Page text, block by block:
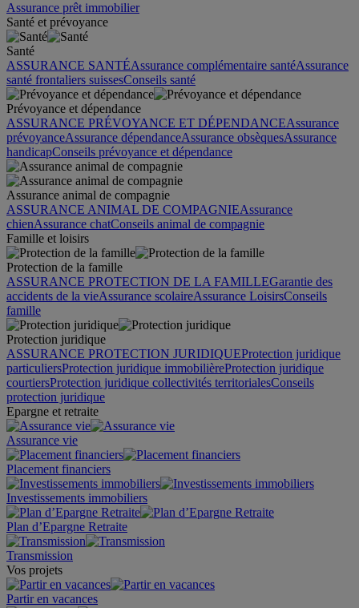
Assurance prêt immobilier
Santé et prévoyance
Santé
ASSURANCE SANTÉAssurance complémentaire santéAssurance
santé frontaliers suissesConseils santé
Prévoyance et dépendance
ASSURANCE PRÉVOYANCE ET DÉPENDANCEAssurance
prévoyanceAssurance dépendanceAssurance obsèquesAssurance
handicapConseils prévoyance et dépendance
Assurance animal de compagnie
ASSURANCE ANIMAL DE COMPAGNIEAssurance
chienAssurance chatConseils animal de compagnie
Famille et loisirs
Protection de la famille
ASSURANCE PROTECTION DE LA FAMILLEGarantie des
accidents de la vieAssurance scolaireAssurance LoisirsConseils
famille
Protection juridique
ASSURANCE PROTECTION JURIDIQUEProtection juridique
particuliersProtection juridique immobilièreProtection juridique
courtiersProtection juridique collectivités territorialesConseils
protection juridique
Epargne et retraite
Assurance vie
Placement financiers
Investissements immobiliers
Plan d’Epargne Retraite
Transmission
Vos projets
Partir en vacances